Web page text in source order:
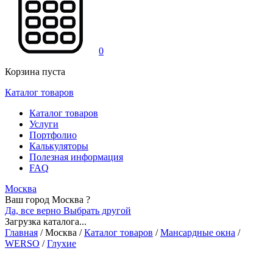
0
Корзина пуста
Каталог товаров
Каталог товаров
Услуги
Портфолио
Калькуляторы
Полезная информация
FAQ
Москва
Ваш город Москва ?
Да, все верно Выбрать другой
Загрузка каталога...
Главная /Москва / Каталог товаров / Мансардные окна /
WERSO / Глухие